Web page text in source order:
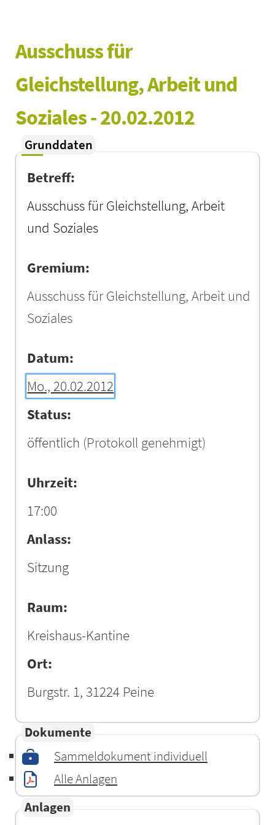
Ausschuss für
Gleichstellung, Arbeit und
Soziales - 20.02.2012
Grunddaten
Betreff:
Ausschuss für Gleichstellung, Arbeit
und Soziales
Gremium:
Ausschuss für Gleichstellung, Arbeit und
Soziales
Datum:
Mo., 20.02.2012
Status:
öffentlich (Protokoll genehmigt)
Uhrzeit:
17:00
Anlass:
Sitzung
Raum:
Kreishaus-Kantine
Ort:
Burgstr. 1, 31224 Peine
Dokumente
Sammeldokument individuell
Alle Anlagen
Anlagen